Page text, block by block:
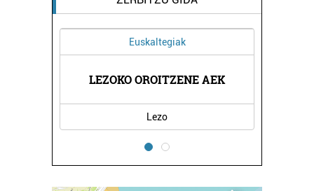
Euskaltegiak
LEZOKO OROITZENE AEK
Lezo